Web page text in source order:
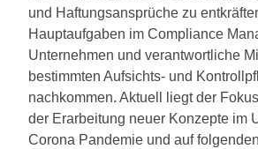
und Haftungsansprüche zu
Hauptaufgaben im Compliance
Unternehmen und verantwortliche
bestimmten Aufsichts- und
nachkommen. Aktuell liegt der
der Erarbeitung neuer Konzepte im
Corona Pandemie und auf